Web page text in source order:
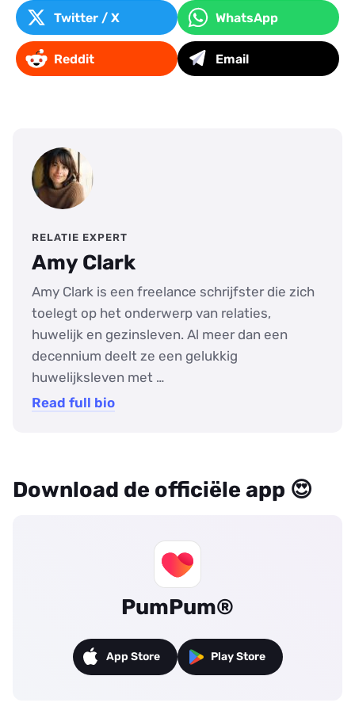
Twitter / X WhatsApp
Reddit Email
RELATIE EXPERT
Amy Clark
Amy Clark is een freelance schrijfster die zich
toelegt op het onderwerp van relaties,
huwelijk en gezinsleven. Al meer dan een
decennium deelt ze een gelukkig
huwelijksleven met …
Read full bio
Download de officiële app 😍
PumPum®
App Store Play Store